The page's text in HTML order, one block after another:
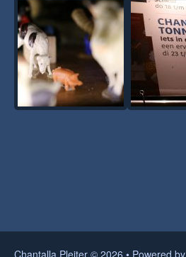
Chantalla Pleiter © 2026 • Powered by